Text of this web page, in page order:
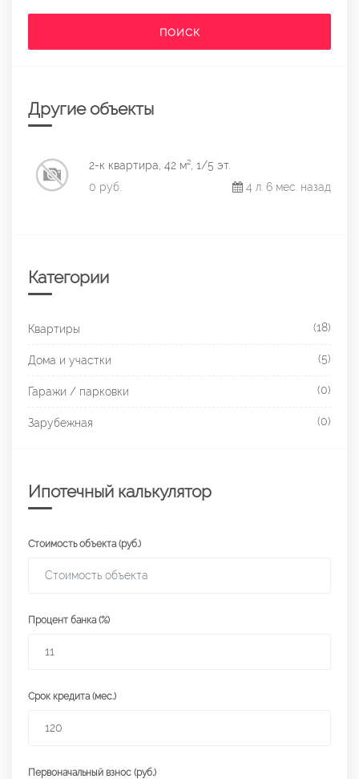
ПОИСК
Другие объекты
2-к квартира, 42 м², 1/5 эт.
0 руб.
4 л. 6 мес. назад
Категории
Квартиры (18)
Дома и участки (5)
Гаражи / парковки (0)
Зарубежная (0)
Ипотечный калькулятор
Стоимость объекта (руб.)
Процент банка (%)
Срок кредита (мес.)
Первоначальный взнос (руб.)